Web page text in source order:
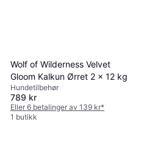
Wolf of Wilderness Velvet
Gloom Kalkun Ørret 2 x 12 kg
Hundetilbehør
789 kr
Eller 6 betalinger av 139 kr*
1 butikk